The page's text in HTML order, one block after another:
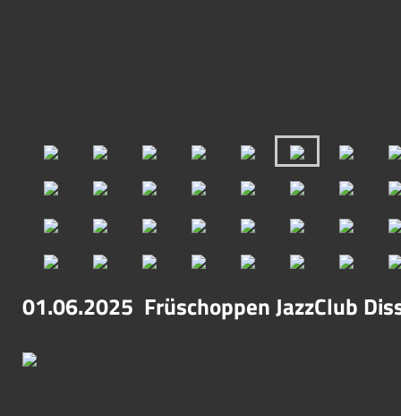
01.06.2025 Früschoppen JazzClub